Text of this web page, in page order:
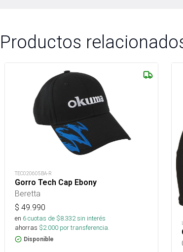
Productos
TEC020605BA-R
Gorro Tech Cap Ebony
Beretta
$ 49.990
en 6cuotas de $8.332sin interés
ahorras $2.000 por transferencia.
Disponible